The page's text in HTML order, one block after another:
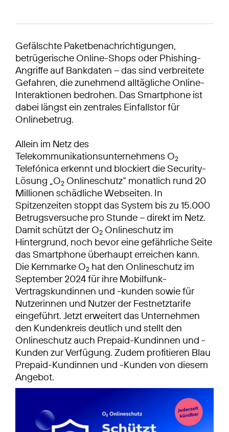
Gefälschte Paketbenachrichtigungen,
betrügerische Online-Shops oder Phishing-
Angriffe auf Bankdaten – das sind verbreitete
Gefahren, die zunehmend alltägliche Online-
Interaktionen bedrohen. Das Smartphone ist
dabei längst ein zentrales Einfallstor für
Onlinebetrug.
Allein im Netz des
Telekommunikationsunternehmens O2
Telefónica erkennt und blockiert die Security-
Lösung „O2 Onlineschutz“ monatlich rund 20
Millionen schädliche Webseiten. In
Spitzenzeiten stoppt das System bis zu 15.000
Betrugsversuche pro Stunde – direkt im Netz.
Damit schützt der O2 Onlineschutz im
Hintergrund, noch bevor eine gefährliche Seite
das Smart­phone überhaupt erreichen kann.
Die Kernmarke O2 hat den Onlineschutz im
September 2024 für ihre Mobilfunk-
Vertragskundinnen und -kunden sowie für
Nutzerinnen und Nutzer der Festnetztarife
eingeführt. Jetzt erweitert das Unternehmen
den Kundenkreis deutlich und stellt den
Onlineschutz auch Prepaid-Kundinnen und -
Kunden zur Verfügung. Zudem profitieren Blau
Prepaid-Kundinnen und -Kunden von diesem
Angebot.